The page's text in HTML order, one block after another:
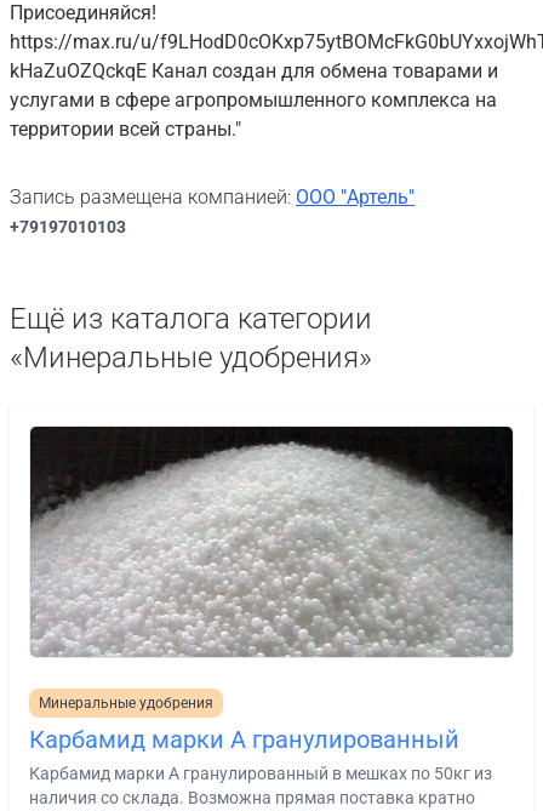
Присоединяйся!
https://max.ru/u/
kHaZuOZQckqE Канал создан для обмена товарами и
услугами в сфере агропромышленного комплекса на
территории всей страны."
Запись размещена компанией: ООО "Артель"
+79197010103
Ещё из каталога категории
«Минеральные удобрения»
Минеральные удобрения
Карбамид марки А гранулированный
Карбамид марки А гранулированный в мешках по 50кг из
наличия со склада. Возможна прямая поставка кратно